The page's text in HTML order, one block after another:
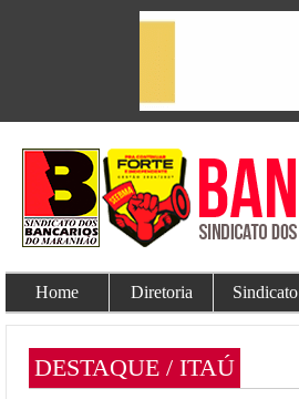
Home Diretoria Sindicato
DESTAQUE / ITAÚ